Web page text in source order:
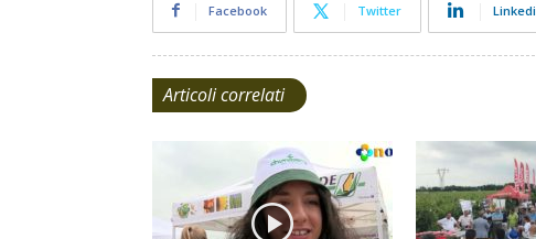
Facebook Twitter
Articoli correlati